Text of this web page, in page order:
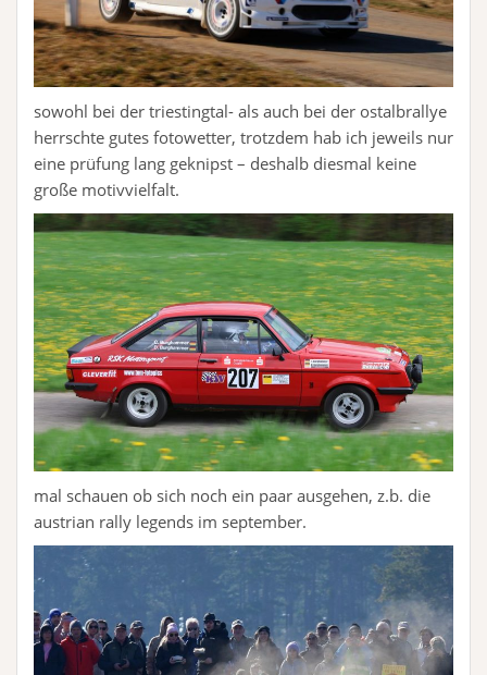
sowohl bei der triestingtal- als auch bei der ostalbrallye
herrschte gutes fotowetter, trotzdem hab ich jeweils nur
eine prüfung lang geknipst – deshalb diesmal keine
große motivvielfalt.
mal schauen ob sich noch ein paar ausgehen, z.b. die
austrian rally legends im september.